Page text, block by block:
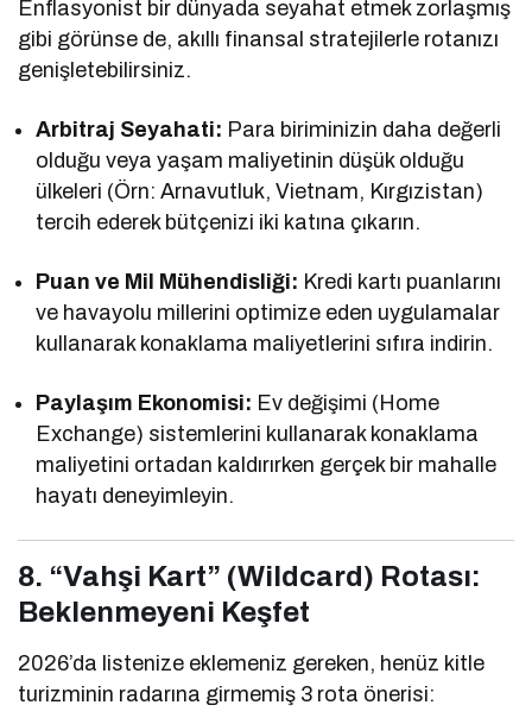
Enflasyonist bir dünyada seyahat etmek zorlaşmış
gibi görünse de, akıllı finansal stratejilerle rotanızı
genişletebilirsiniz.
Arbitraj Seyahati: Para biriminizin daha değerli
olduğu veya yaşam maliyetinin düşük olduğu
ülkeleri (Örn: Arnavutluk, Vietnam, Kırgızistan)
tercih ederek bütçenizi iki katına çıkarın.
Puan ve Mil Mühendisliği: Kredi kartı puanlarını
ve havayolu millerini optimize eden uygulamalar
kullanarak konaklama maliyetlerini sıfıra indirin.
Paylaşım Ekonomisi: Ev değişimi (Home
Exchange) sistemlerini kullanarak konaklama
maliyetini ortadan kaldırırken gerçek bir mahalle
hayatı deneyimleyin.
8. “Vahşi Kart” (Wildcard) Rotası:
Beklenmeyeni Keşfet
2026’da listenize eklemeniz gereken, henüz kitle
turizminin radarına girmemiş 3 rota önerisi: